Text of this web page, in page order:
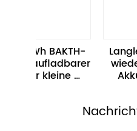
Langlebiger 7,2
Akku für